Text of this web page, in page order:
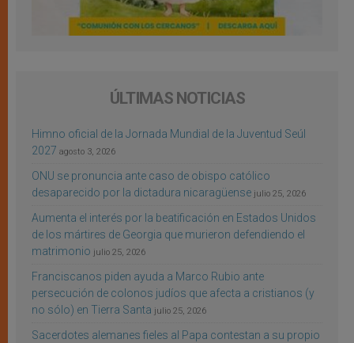
ÚLTIMAS NOTICIAS
Himno oficial de la Jornada Mundial de la Juventud Seúl
2027 agosto 3, 2026
ONU se pronuncia ante caso de obispo católico
desaparecido por la dictadura nicaragüense julio 25, 2026
Aumenta el interés por la beatificación en Estados Unidos
de los mártires de Georgia que murieron defendiendo el
matrimonio julio 25, 2026
Franciscanos piden ayuda a Marco Rubio ante
persecución de colonos judíos que afecta a cristianos (y
no sólo) en Tierra Santa julio 25, 2026
Sacerdotes alemanes fieles al Papa contestan a su propio